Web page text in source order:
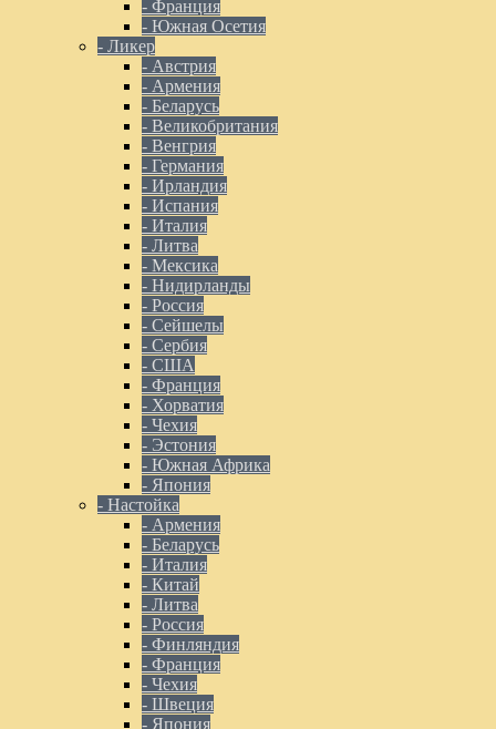
- Франция
- Южная Осетия
- Ликер
- Австрия
- Армения
- Беларусь
- Великобритания
- Венгрия
- Германия
- Ирландия
- Испания
- Италия
- Литва
- Мексика
- Нидирланды
- Россия
- Сейшелы
- Сербия
- США
- Франция
- Хорватия
- Чехия
- Эстония
- Южная Африка
- Япония
- Настойка
- Армения
- Беларусь
- Италия
- Китай
- Литва
- Россия
- Финляндия
- Франция
- Чехия
- Швеция
- Япония